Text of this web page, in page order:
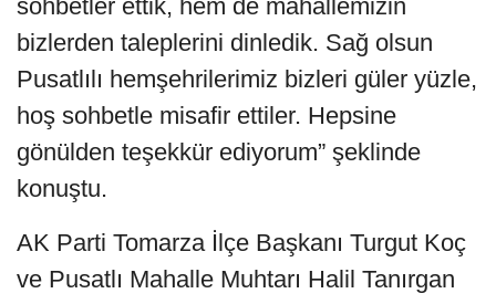
sohbetler ettik, hem de mahallemizin
bizlerden taleplerini dinledik. Sağ olsun
Pusatlılı hemşehrilerimiz bizleri güler yüzle,
hoş sohbetle misafir ettiler. Hepsine
gönülden teşekkür ediyorum” şeklinde
konuştu.
AK Parti Tomarza İlçe Başkanı Turgut Koç
ve Pusatlı Mahalle Muhtarı Halil Tanırgan